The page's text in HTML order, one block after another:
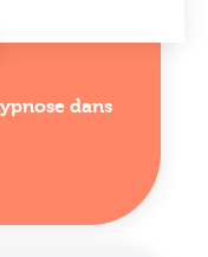
dans